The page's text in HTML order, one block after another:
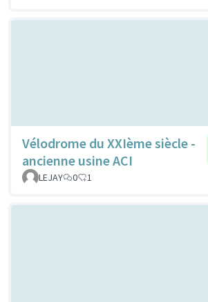
Vélodrome du XXIème siècle -
ancienne usine ACI
LEJAY
0 1